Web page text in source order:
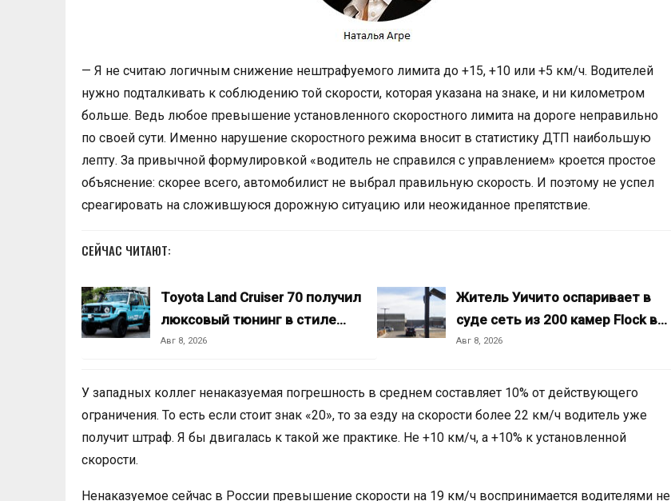
— Я не считаю логичным снижение нештрафуемого лимита до +15, +10 или +5 км/ч. Водителей
нужно подталкивать к соблюдению той скорости, которая указана на знаке, и ни километром
больше. Ведь любое превышение установленного скоростного лимита на дороге неправильно
по своей сути. Именно нарушение скоростного режима вносит в статистику ДТП наибольшую
лепту. За привычной формулировкой «водитель не справился с управлением» кроется простое
объяснение: скорее всего, автомобилист не выбрал правильную скорость. И поэтому не успел
среагировать на сложившуюся дорожную ситуацию или неожиданное препятствие.
СЕЙЧАС ЧИТАЮТ:
Toyota Land Cruiser 70 получил
люксовый тюнинг в стиле…
Авг 8, 2026
Житель Уичито оспаривает в
суде сеть из 200 камер Flock в…
Авг 8, 2026
У западных коллег ненаказуемая погрешность в среднем составляет 10% от действующего
ограничения. То есть если стоит знак «20», то за езду на скорости более 22 км/ч водитель уже
получит штраф. Я бы двигалась к такой же практике. Не +10 км/ч, а +10% к установленной
скорости.
Ненаказуемое сейчас в России превышение скорости на 19 км/ч воспринимается водителями не